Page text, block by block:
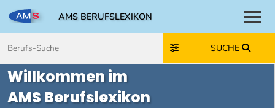
AMS BERUFSLEXIKON
SUCHE
Willkommen im
AMS Berufslexikon